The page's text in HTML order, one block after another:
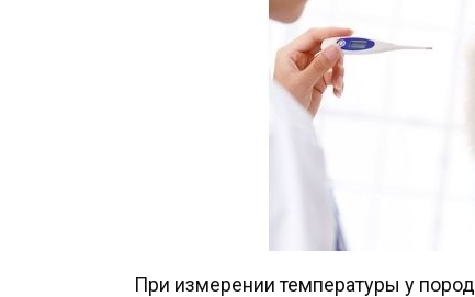
При измерении температуры у